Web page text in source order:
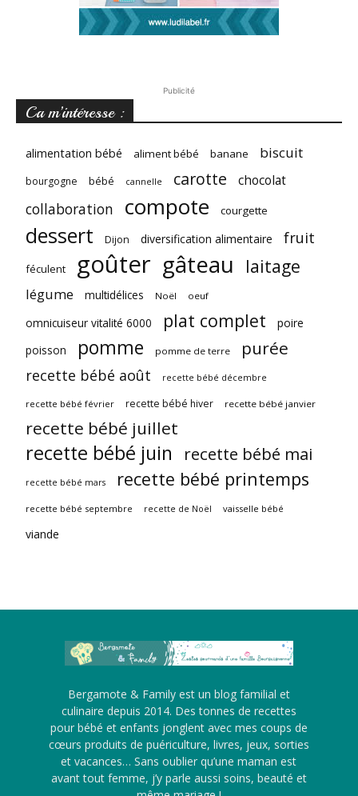
Publicité
Ca m’intéresse :
alimentation bébé aliment bébé banane biscuit
bourgogne bébé cannelle carotte chocolat
collaboration compote courgette
dessert Dijon diversification alimentaire fruit
féculent goûter gâteau laitage
légume multidélices Noël oeuf
omnicuiseur vitalité 6000 plat complet
poire
poisson
pomme pomme de terre purée
recette bébé août recette bébé décembre
recette bébé février recette bébé hiver recette bébé janvier
recette bébé juillet
recette bébé juin recette bébé mai
recette bébé mars recette bébé printemps
recette bébé septembre recette de Noël vaisselle bébé
viande
Bergamote & Family est un blog familial et
culinaire depuis 2014. Des tonnes de recettes
pour bébé et enfants jonglent avec mes coups de
cœurs produits de puériculture, livres, jeux, sorties
et vacances… Sans oublier qu’une maman est
avant tout femme, j’y parle aussi soins, beauté et